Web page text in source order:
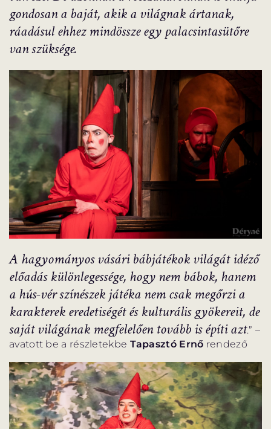
gondosan a baját, akik a világnak ártanak,
ráadásul ehhez mindössze egy palacsintasütőre
van szüksége.
A hagyományos vásári bábjátékok világát idéző
előadás különlegessége, hogy nem bábok, hanem
a hús-vér színészek játéka nem csak megőrzi a
karakterek eredetiségét és kulturális gyökereit, de
saját világának megfelelően tovább is építi azt.” –
avatott be a részletekbe Tapasztó Ernő rendező